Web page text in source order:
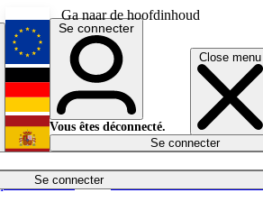
Ga naar de hoofdinhoud
Close menu
Se connecter
Économie
English
Deutsch
Español
Se connecter
Vous êtes déconnecté.
Se connecter